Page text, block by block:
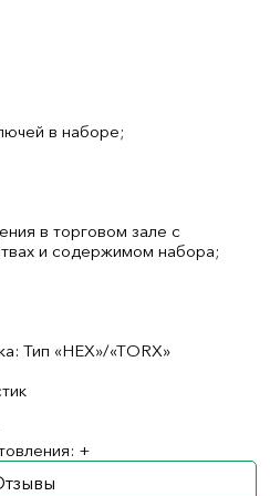
в наборе;
в торговом зале с
и содержимом набора;
Тип «HEX»/«TORX»
+